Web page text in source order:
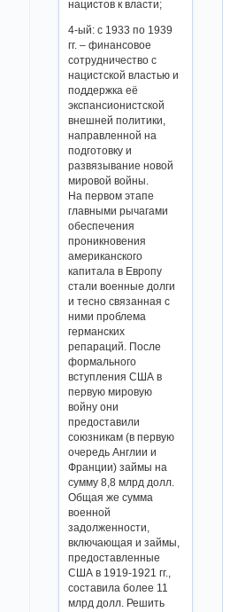
нацистов к власти;
4-ый: с 1933 по 1939
гг. – финансовое
сотрудничество с
нацистской властью и
поддержка её
экспансионистской
внешней политики,
направленной на
подготовку и
развязывание новой
мировой войны.
На первом этапе
главными рычагами
обеспечения
проникновения
американского
капитала в Европу
стали военные долги
и тесно связанная с
ними проблема
германских
репараций. После
формального
вступления США в
первую мировую
войну они
предоставили
союзникам (в первую
очередь Англии и
Франции) займы на
сумму 8,8 млрд долл.
Общая же сумма
военной
задолженности,
включающая и займы,
предоставленные
США в 1919-1921 гг.,
составила более 11
млрд долл. Решить